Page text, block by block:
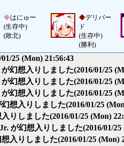
◆はにゅー
(生存中)
(敗北)
◆デリバー
ド
(生存中)
(勝利)
25 (Mon) 21:56:43
幻想入りしました(2016/01/25
幻想入りしました(2016/01/25
幻想入りしました(2016/01/25
想入りしました(2016/01/25
りしました(2016/01/25 (Mon)
が幻想入りしました(2016/01/
入りしました(2016/01/25 (Mon)